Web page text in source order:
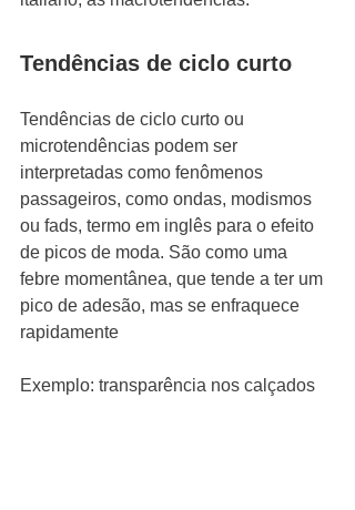
Tendências de ciclo curto
Tendências de ciclo curto ou
microtendências podem ser
interpretadas como fenômenos
passageiros, como ondas, modismos
ou fads, termo em inglês para o efeito
de picos de moda. São como uma
febre momentânea, que tende a ter um
pico de adesão, mas se enfraquece
rapidamente
Exemplo: transparência nos calçados